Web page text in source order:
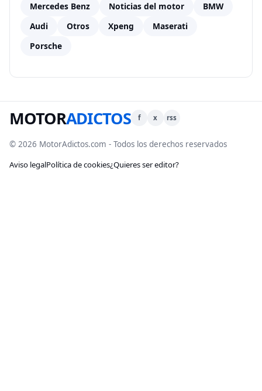
Mercedes Benz Noticias del motor
BMW
Audi
Otros Xpeng
Maserati
Porsche
MOTORADICTOS f x rss
© 2026 MotorAdictos.com - Todos los derechos reservados
Aviso legalPolítica de cookies¿Quieres ser editor?